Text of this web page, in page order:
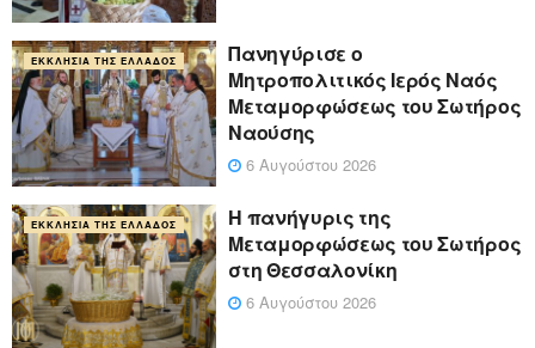
ΕΚΚΛΗΣΊΑ ΤΗΣ ΕΛΛΆΔΟΣ
Πανηγύρισε ο
Μητροπολιτικός Ιερός Ναός
Μεταμορφώσεως του Σωτήρος
Ναούσης
6 Αυγούστου 2026
ΕΚΚΛΗΣΊΑ ΤΗΣ ΕΛΛΆΔΟΣ
Η πανήγυρις της
Μεταμορφώσεως του Σωτήρος
στη Θεσσαλονίκη
6 Αυγούστου 2026